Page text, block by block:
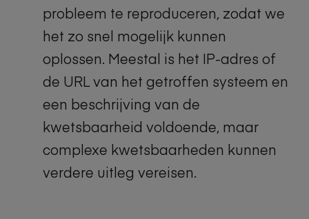
probleem te reproduceren, zodat we
het zo snel mogelijk kunnen
oplossen. Meestal is het IP-adres of
de URL van het getroffen systeem en
een beschrijving van de
kwetsbaarheid voldoende, maar
complexe kwetsbaarheden kunnen
verdere uitleg vereisen.